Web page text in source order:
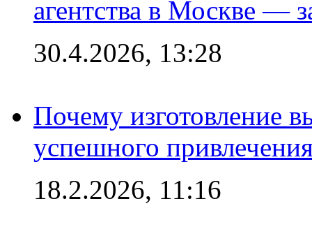
агентства в Москве —
30.4.2026, 13:28
Почему изготовление
успешного
18.2.2026, 11:16